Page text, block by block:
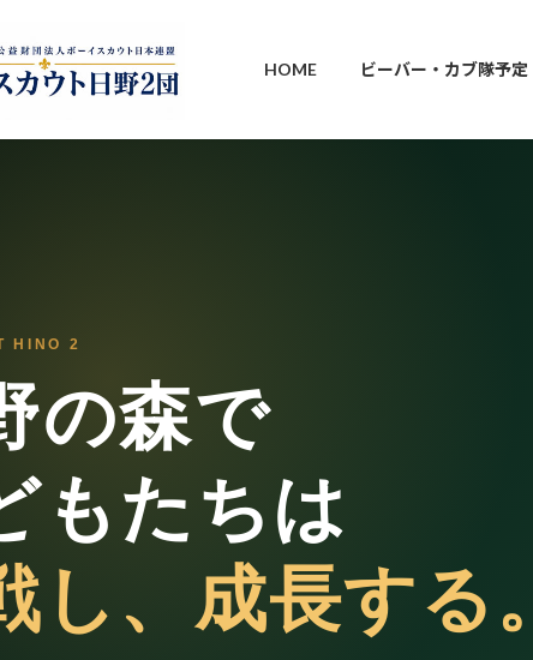
HOME ビーバー・カブ隊予定
HINO 2
の森で
もたちは
し、成長する。